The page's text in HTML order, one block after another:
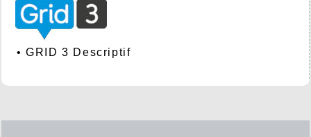
•GRID 3 Descriptif